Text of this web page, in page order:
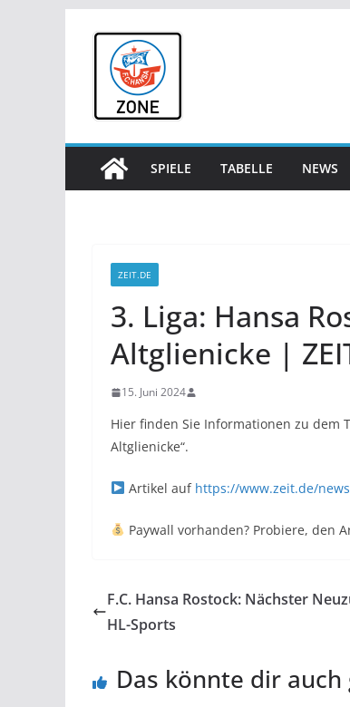
springen
SPIELE TABELLE NEWS
ZEIT.DE
3. Liga: Hansa
Altglienicke |
15. Juni 2024
Hier finden Sie Informationen zu dem
Altglienicke“.
Artikel auf https://www.zeit.de/
Paywall vorhanden? Probiere, den
F.C. Hansa Rostock: Nächster
HL-Sports
Das könnte dir auch